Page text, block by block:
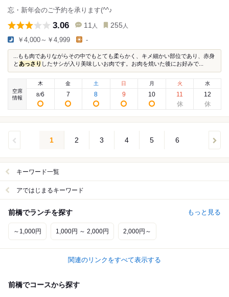
忘・新年会のご予約を承ります(^^♪
3.06 11 人 255 人
￥4,000～￥4,999 -
...もも肉でありながらその中でもとても柔らかく、キメ細かい部位であり、赤身
と あっさり したサシが入り美味しいお肉です。お肉を焼いた後にお好みで...
空席
情報
木
8/6
金
7
土
8
日
9
月
10
火
11
水
12
1 2 3 4 5 6
キーワード一覧
アではじまるキーワード
前橋でランチを探す もっと見る
～1,000円 1,000円 ～ 2,000円 2,000円～
関連のリンクをすべて表示する
前橋でコースから探す